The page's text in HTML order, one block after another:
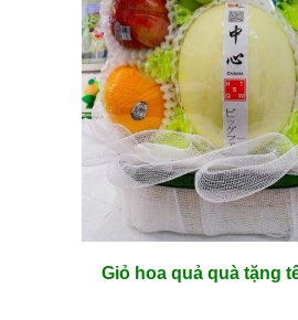
Giỏ hoa quả quà tặng